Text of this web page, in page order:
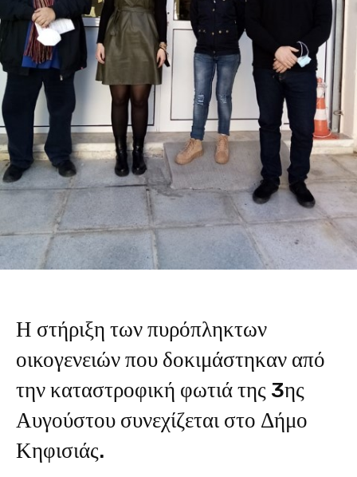
Η στήριξη των πυρόπληκτων
οικογενειών που δοκιμάστηκαν από
την καταστροφική φωτιά της 3ης
Αυγούστου συνεχίζεται στο Δήμο
Κηφισιάς.